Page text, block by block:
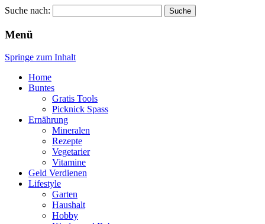
Pinkies
Suche nach:
Menü
Springe zum Inhalt
Home
Buntes
Gratis Tools
Picknick Spass
Ernährung
Mineralen
Rezepte
Vegetarier
Vitamine
Geld Verdienen
Lifestyle
Garten
Haushalt
Hobby